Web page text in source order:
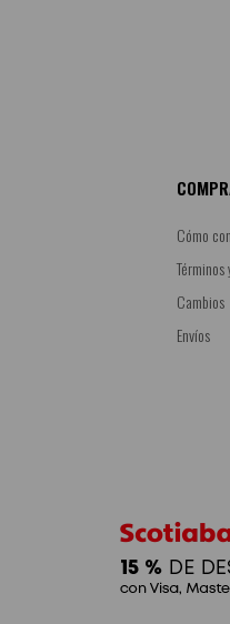
Cómo
Cambios
Envíos